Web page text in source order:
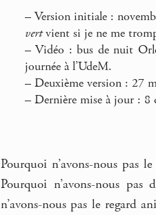
– Version initiale :
vertvient si je ne me
– Vidéo : bus de nuit
journée à l’UdeM.
– Deuxième version : 27
– Dernière mise à jour :
Pourquoi n’avons-nous pas
Pourquoi n’avons-nous
n’avons-nous pas le regard